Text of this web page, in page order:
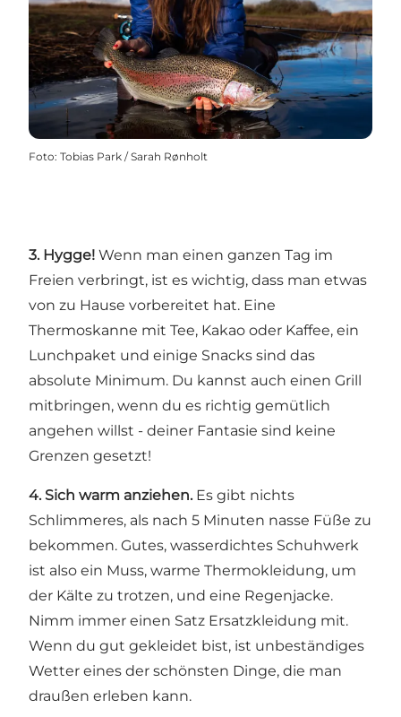
Foto: Tobias Park / Sarah Rønholt
3. Hygge! Wenn man einen ganzen Tag im
Freien verbringt, ist es wichtig, dass man etwas
von zu Hause vorbereitet hat. Eine
Thermoskanne mit Tee, Kakao oder Kaffee, ein
Lunchpaket und einige Snacks sind das
absolute Minimum. Du kannst auch einen Grill
mitbringen, wenn du es richtig gemütlich
angehen willst - deiner Fantasie sind keine
Grenzen gesetzt!
4. Sich warm anziehen. Es gibt nichts
Schlimmeres, als nach 5 Minuten nasse Füße zu
bekommen. Gutes, wasserdichtes Schuhwerk
ist also ein Muss, warme Thermokleidung, um
der Kälte zu trotzen, und eine Regenjacke.
Nimm immer einen Satz Ersatzkleidung mit.
Wenn du gut gekleidet bist, ist unbeständiges
Wetter eines der schönsten Dinge, die man
draußen erleben kann.